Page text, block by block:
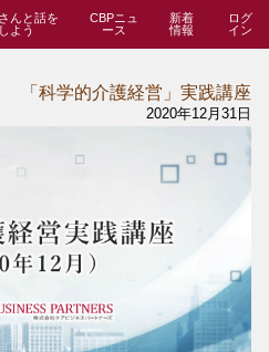
んと話を
しよう
CBPニュ
ース
新着
情報
ログ
イン
「科学的介護経営」実践講座
2020年12月31日